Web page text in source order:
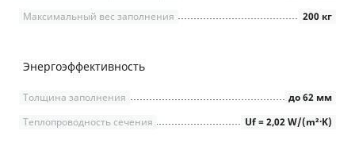
200 кг
Максимальный вес заполнения
Энергоэффективность
до 62 мм
Толщина заполнения
Uf = 2,02 W/(m²∙K)
Теплопроводность сечения